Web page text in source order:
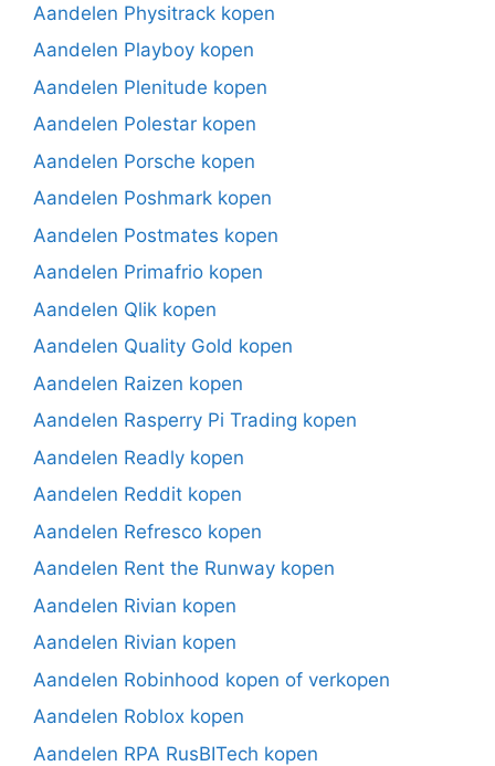
Aandelen Physitrack kopen
Aandelen Playboy kopen
Aandelen Plenitude kopen
Aandelen Polestar kopen
Aandelen Porsche kopen
Aandelen Poshmark kopen
Aandelen Postmates kopen
Aandelen Primafrio kopen
Aandelen Qlik kopen
Aandelen Quality Gold kopen
Aandelen Raizen kopen
Aandelen Rasperry Pi Trading kopen
Aandelen Readly kopen
Aandelen Reddit kopen
Aandelen Refresco kopen
Aandelen Rent the Runway kopen
Aandelen Rivian kopen
Aandelen Rivian kopen
Aandelen Robinhood kopen of verkopen
Aandelen Roblox kopen
Aandelen RPA RusBITech kopen